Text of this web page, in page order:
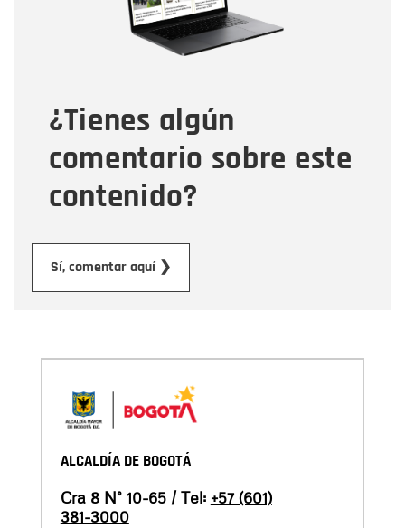
¿Tienes algún
comentario sobre este
contenido?
Sí, comentar aquí ❯
Tipo de comentario
Mensaje
ALCALDÍA DE BOGOTÁ
Cra 8 N° 10-65 / Tel: +57 (601)
381-3000